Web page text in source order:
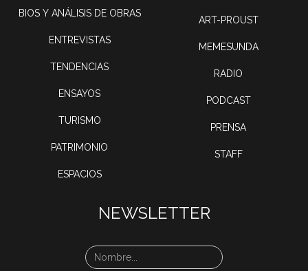
BIOS Y ANÁLISIS DE OBRAS
ENTREVISTAS
TENDENCIAS
ENSAYOS
TURISMO
PATRIMONIO
ESPACIOS
ART-PROUST
MEMESUNDA
RADIO
PODCAST
PRENSA
STAFF
NEWSLETTER